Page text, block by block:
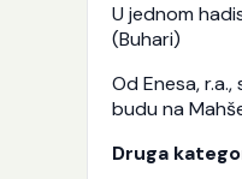
U jednom
(Buhari)
Od Enesa,
budu na
Druga